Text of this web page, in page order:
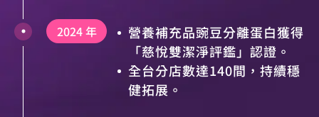
2024 年
營養補充品豌豆分離蛋白獲得
「慈悅雙潔淨評鑑」認證。
全台分店數達140間，持續穩
健拓展。